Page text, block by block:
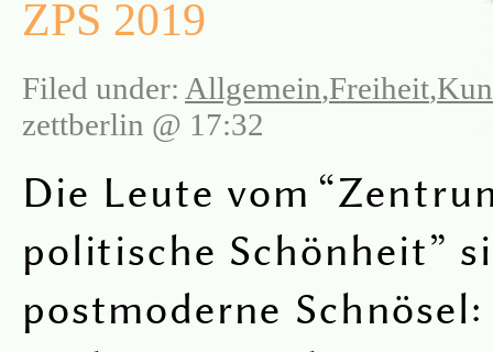
ZPS 2019
Filed under: Allgemein,Freiheit,
zettberlin @ 17:32
Die Leute vom
politische Schönheit”
postmoderne Schnösel: